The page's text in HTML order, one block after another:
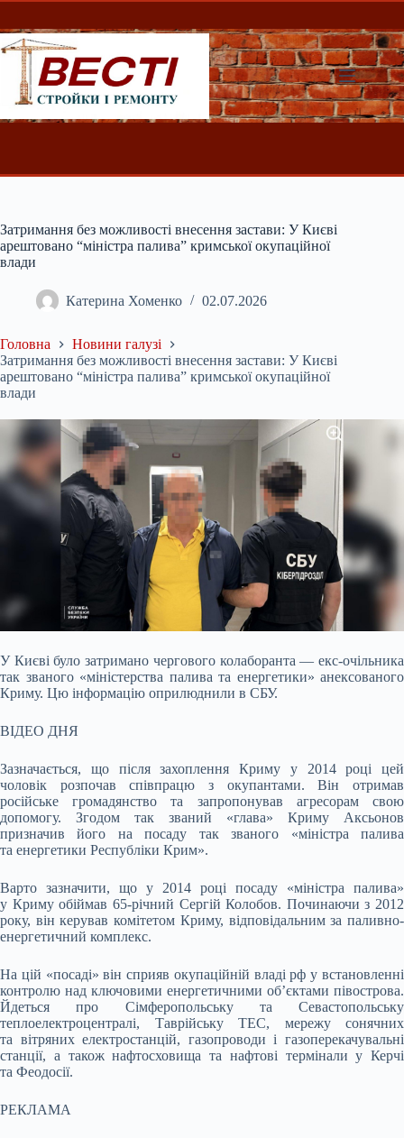
Перейти
вмісту
Затримання без можливості внесення застави: У Києві
арештовано “міністра палива” кримської окупаційної
влади
Катерина Хоменко 02.07.2026
Головна
Новини галузі
Затримання без можливості внесення застави: У Києві
арештовано “міністра палива” кримської окупаційної
влади
У Києві було затримано чергового колаборанта — екс-очільника
так званого «міністерства палива та енергетики» анексованого
Криму. Цю інформацію оприлюднили в СБУ.
ВІДЕО ДНЯ
Зазначається, що після захоплення Криму у 2014 році цей
чоловік розпочав співпрацю з окупантами. Він отримав
російське громадянство та запропонував агресорам свою
допомогу. Згодом так званий «глава» Криму Аксьонов
призначив його на посаду так званого «міністра палива
та енергетики Республіки Крим».
Варто зазначити, що у 2014 році посаду «міністра палива»
у Криму обіймав 65-річний Сергій Колобов. Починаючи з 2012
року, він керував комітетом Криму, відповідальним за паливно-
енергетичний комплекс.
На цій «посаді» він сприяв окупаційній владі рф у встановленні
контролю над ключовими енергетичними об’єктами півострова.
Йдеться про Сімферопольську та Севастопольську
теплоелектроцентралі, Таврійську ТЕС, мережу сонячних
та вітряних електростанцій, газопроводи і газоперекачувальні
станції, а також нафтосховища та нафтові термінали у Керчі
та Феодосії.
РЕКЛАМА